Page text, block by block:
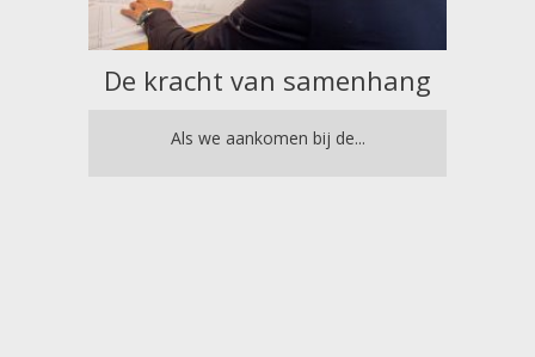
De kracht van samenhang
Als we aankomen bij de...